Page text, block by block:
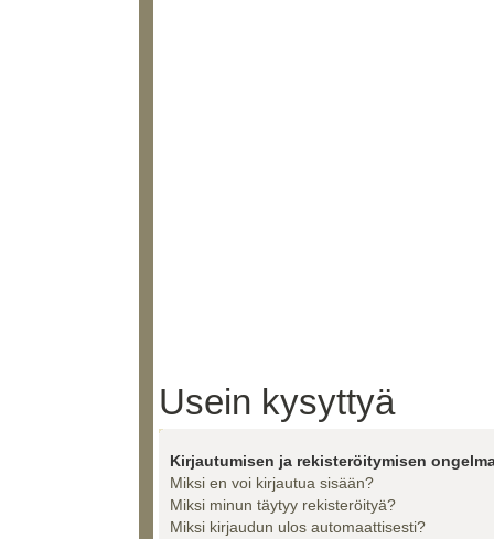
Usein kysyttyä
Kirjautumisen ja rekisteröitymisen
Miksi en voi kirjautua sisään?
Miksi minun täytyy rekisteröityä?
Miksi kirjaudun ulos automaattisesti?